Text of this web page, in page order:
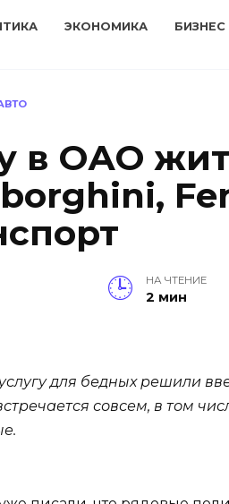
ЭКОНОМИКА БИЗНЕС
в ОАО
НА ЧТЕНИЕ
2 мин
для бедных решили
совсем, в том